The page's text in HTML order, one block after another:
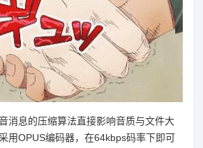
消息的压缩算法直接影响音质与文件大
用OPUS编码器，在64kbps码率下即可